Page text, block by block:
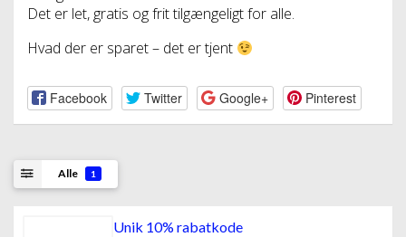
Det er let, gratis og frit tilgængeligt for alle.
Hvad der er sparet – det er tjent
Facebook Twitter Google+ Pinterest
Alle 1
Unik 10% rabatkode